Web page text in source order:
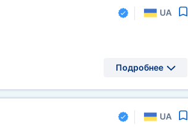
UA
Подробнее
UA